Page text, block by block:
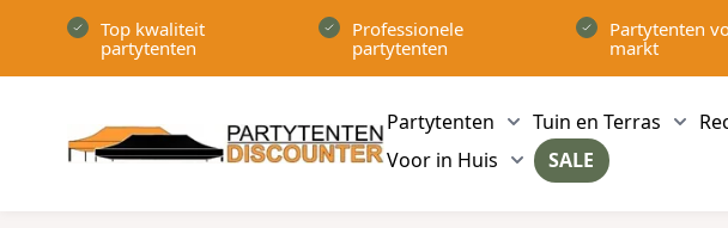
Top kwaliteit
partytenten
Professionele
partytenten
Partytenten
markt
Partytenten
Show submenu for
Tuin en Terras
Voor in Huis
Show submenu for
SALE